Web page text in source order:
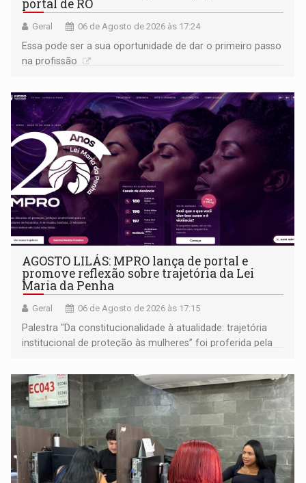
portal de RO
Geral 06 de Agosto de 2026 às 17:24
Essa pode ser a sua oportunidade de dar o primeiro passo
na profissão
AGOSTO LILÁS: MPRO lança de portal e
promove reflexão sobre trajetória da Lei
Maria da Penha
Geral 06 de Agosto de 2026 às 17:15
Palestra "Da constitucionalidade à atualidade: trajetória
institucional de proteção às mulheres” foi proferida pela
Goiás